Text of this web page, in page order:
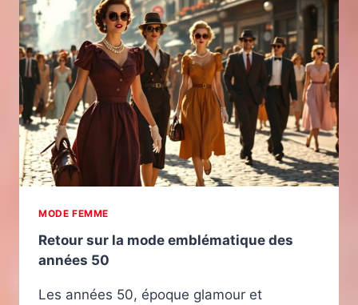
MODE FEMME
Retour sur la mode emblématique des
années 50
Les années 50, époque glamour et